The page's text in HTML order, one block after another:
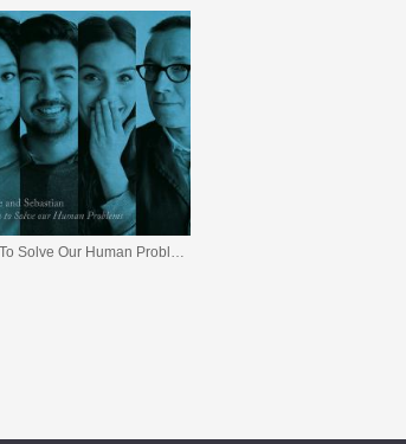
How To Solve Our Human Problems (Part 3)